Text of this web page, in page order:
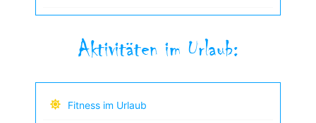
Aktivitäten im Urlaub:
Fitness im Urlaub